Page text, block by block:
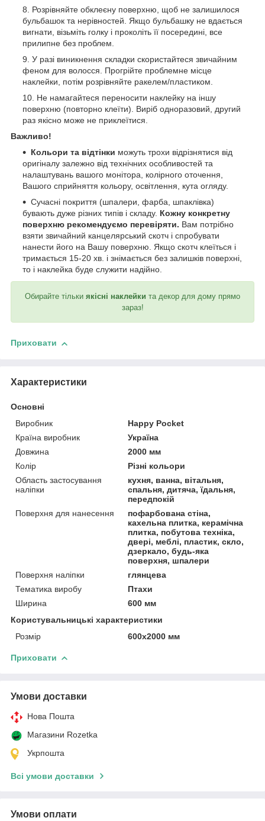
Розрівняйте обклеєну поверхню, щоб не залишилося
бульбашок та нерівностей. Якщо бульбашку не вдається
вигнати, візьміть голку і проколіть її посередині, все
прилипне без проблем.
У разі виникнення складки скористайтеся звичайним
феном для волосся. Прогрійте проблемне місце
наклейки, потім розрівняйте ракелем/пластиком.
Не намагайтеся переносити наклейку на іншу
поверхню (повторно клеїти). Виріб одноразовий, другий
раз якісно може не приклеїтися.
Важливо!
Кольори та відтінки можуть трохи відрізнятися від
оригіналу залежно від технічних особливостей та
налаштувань вашого монітора, колірного оточення,
Вашого сприйняття кольору, освітлення, кута огляду.
Сучасні покриття (шпалери, фарба, шпаклівка)
бувають дуже різних типів і складу. Кожну конкретну
поверхню рекомендуємо перевіряти. Вам потрібно
взяти звичайний канцелярський скотч і спробувати
нанести його на Вашу поверхню. Якщо скотч клеїться і
тримається 15-20 хв. і знімається без залишків поверхні,
то і наклейка буде служити надійно.
Обирайте тільки якісні наклейки та декор для дому прямо
зараз!
Приховати
Характеристики
Основні
Виробник
Happy Pocket
Країна виробник
Україна
Довжина
2000 мм
Колір
Різні кольори
Область застосування
наліпки
кухня, ванна, вітальня,
спальня, дитяча, їдальня,
передпокій
Поверхня для нанесення
пофарбована стіна,
кахельна плитка, керамічна
плитка, побутова техніка,
двері, меблі, пластик, скло,
дзеркало, будь-яка
поверхня, шпалери
Поверхня наліпки
глянцева
Тематика виробу
Птахи
Ширина
600 мм
Користувальницькі характеристики
Розмір
600х2000 мм
Приховати
Умови доставки
Нова Пошта
Магазини Rozetka
Укрпошта
Всі умови доставки
Умови оплати